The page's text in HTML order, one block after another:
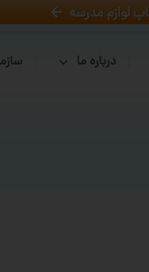
لوازم مدرسه
درباره ما